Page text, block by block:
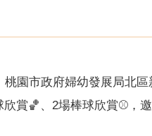
園市政府婦幼發展局北
賞🏀、2場棒球欣賞⚾️，